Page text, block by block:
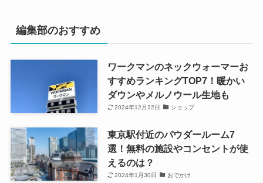
編集部のおすすめ
ワークマンのネックウォーマーお
すすめランキングTOP7！暖かい
ダウンやメルノウール生地も
2024年12月22日 ショップ
東京駅付近のパウダールーム7
選！無料の施設やコンセントが使
えるのは？
2024年1月30日 おでかけ